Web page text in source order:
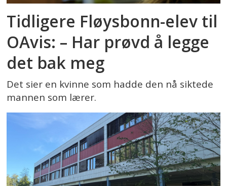
Tidligere Fløysbonn-elev til
OAvis: – Har prøvd å legge
det bak meg
Det sier en kvinne som hadde den nå siktede
mannen som lærer.